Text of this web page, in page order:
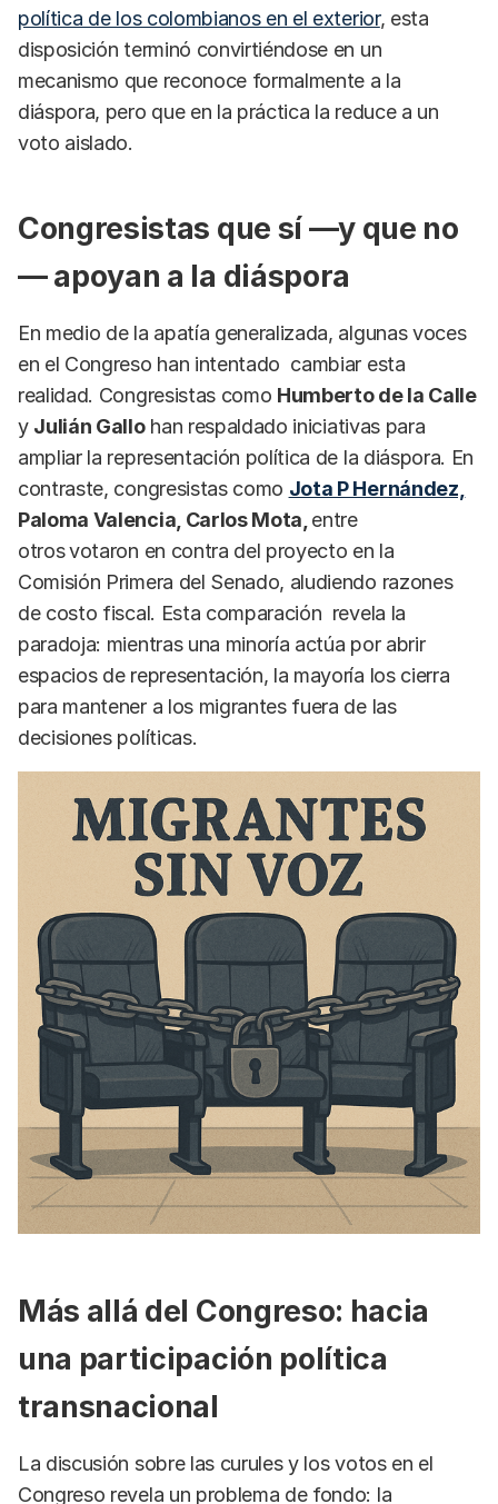
política de los colombianos en el exterior, esta
disposición terminó convirtiéndose en un
mecanismo que reconoce formalmente a la
diáspora, pero que en la práctica la reduce a un
voto aislado.
Congresistas que sí —y que no
— apoyan a la diáspora
En medio de la apatía generalizada, algunas voces
en el Congreso han intentado cambiar esta
realidad. Congresistas como Humberto de la Calle
y Julián Gallohan respaldado iniciativas para
ampliar la representación política de la diáspora. En
contraste, congresistas como Jota P Hernández,
Paloma Valencia, Carlos Mota, entre
otrosvotaron en contra del proyecto en la
Comisión Primera del Senado, aludiendo razones
de costo fiscal. Esta comparación revela la
paradoja: mientras una minoría actúa por abrir
espacios de representación, la mayoría los cierra
para mantener a los migrantes fuera de las
decisiones políticas.
Más allá del Congreso: hacia
una participación política
transnacional
La discusión sobre las curules y los votos en el
Congreso revela un problema de fondo: la